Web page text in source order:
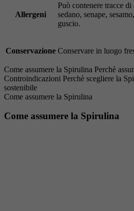
Allergeni
Può contenere tracce
sedano, senape,
guscio.
Conservazione Conservare in luogo
Come assumere la Spirulina Perchè
Controindicazioni Perchè scegliere la
sostenibile
Come assumere la Spirulina
Come assumere la Spirulina